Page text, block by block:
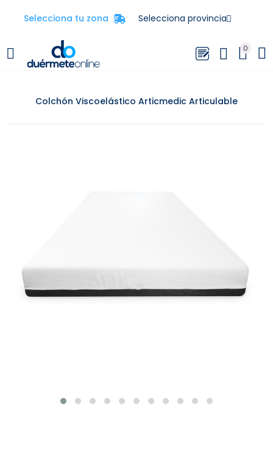
Selecciona tu zona
0
Colchón Viscoelástico Articmedic Articulable